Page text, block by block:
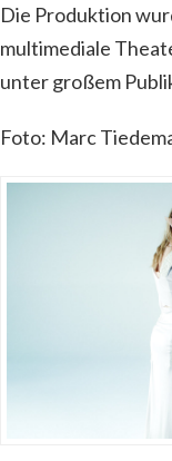
Die Produktion
multimediale
unter großem
Foto: Marc